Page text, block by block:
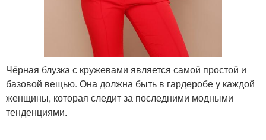
Чёрная блузка с кружевами является самой простой и
базовой вещью. Она должна быть в гардеробе у каждой
женщины, которая следит за последними модными
тенденциями.